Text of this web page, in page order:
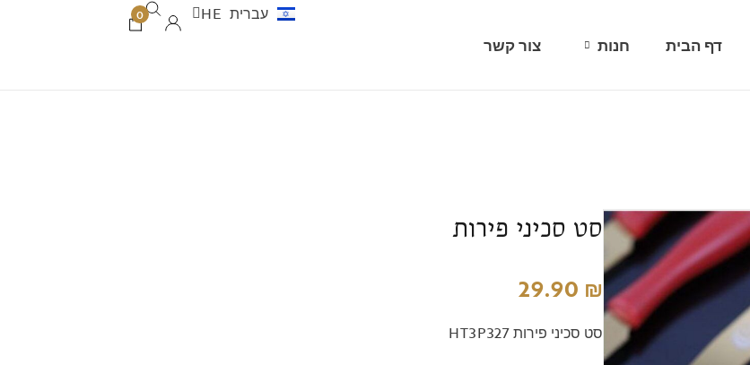
דף הבית חנות
כפיות, מזלגות וסכינים
סט תבלינים
סירים וסירי מתכת
עגלות הגשה
עתיקות ותפאורה
צור קשר
עברית HEالعربية AR
0
סט סכיני פירות
29.90 ₪
סט סכיני פירות HT3P327